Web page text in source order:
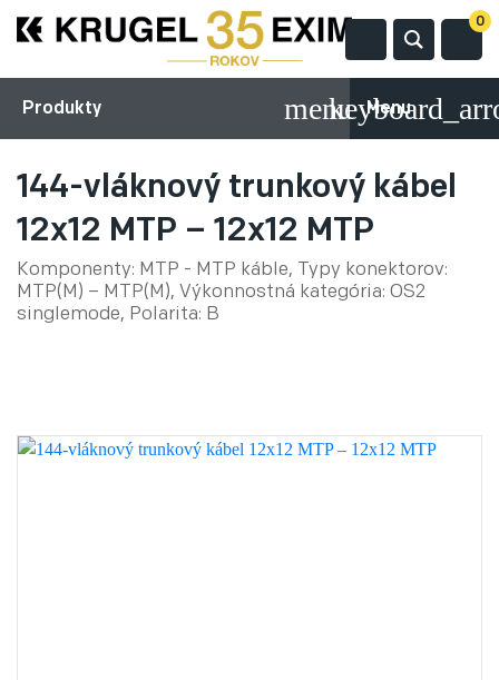
0
Produkty Menu
144-vláknový trunkový kábel
12x12 MTP – 12x12 MTP
Komponenty: MTP - MTP káble, Typy konektorov:
MTP(M) – MTP(M), Výkonnostná kategória: OS2
singlemode, Polarita: B